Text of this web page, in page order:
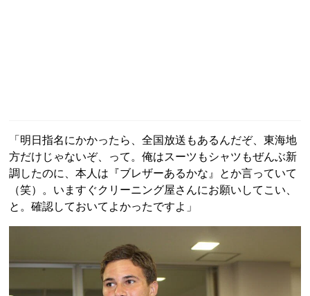
「明日指名にかかったら、全国放送もあるんだぞ、東海地
方だけじゃないぞ、って。俺はスーツもシャツもぜんぶ新
調したのに、本人は『ブレザーあるかな』とか言っていて
（笑）。いますぐクリーニング屋さんにお願いしてこい、
と。確認しておいてよかったですよ」